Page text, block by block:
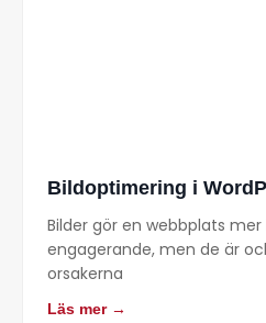
Bildoptimering i
Bilder gör en webbplats
engagerande, men de är
orsakerna
Läs mer →